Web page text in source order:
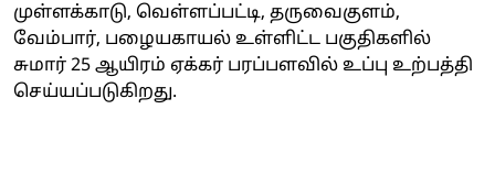
முள்ளக்காடு, வெள்ளப்பட்டி, தருவைகுளம்,
வேம்பார், பழையகாயல் உள்ளிட்ட பகுதிகளில்
சுமார் 25 ஆயிரம் ஏக்கர் பரப்பளவில் உப்பு உற்பத்தி
செய்யப்படுகிறது.